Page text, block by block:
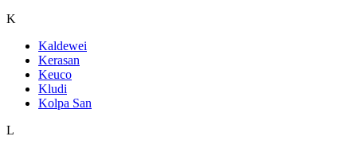
K
Kaldewei
Kerasan
Keuco
Kludi
Kolpa San
L